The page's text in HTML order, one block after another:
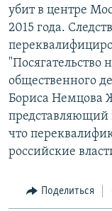
убит в центре
2015 года.
"Посягательство
общественного
Бориса Немцова
представляющий
что
российские
Поделиться